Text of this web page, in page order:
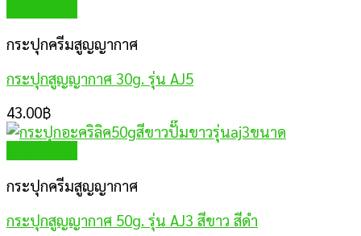
กระปุกครีมสูญญากาศ
กระปุกสูญญากาศ 30g. รุ่น AJ5
43.00฿
กระปุกครีมสูญญากาศ
กระปุกสูญญากาศ 50g. รุ่น AJ3 สีขาว สีดำ